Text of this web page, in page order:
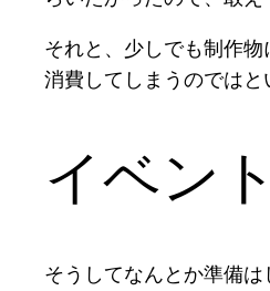
それと、少しでも制作
消費してしまうのでは
イベン
そうしてなんとか準備